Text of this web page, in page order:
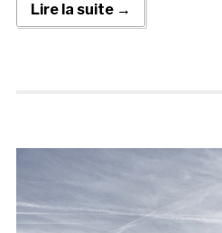
Lire la suite →